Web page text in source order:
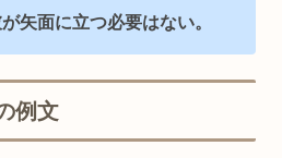
矢面に立つ必要はない。
例文